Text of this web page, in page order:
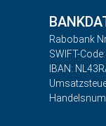
Rabobank
SWIFT-
IBAN: